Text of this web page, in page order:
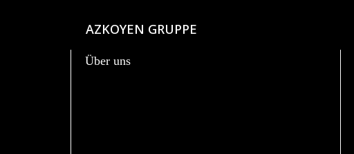
AZKOYEN GRUPPE
Über uns